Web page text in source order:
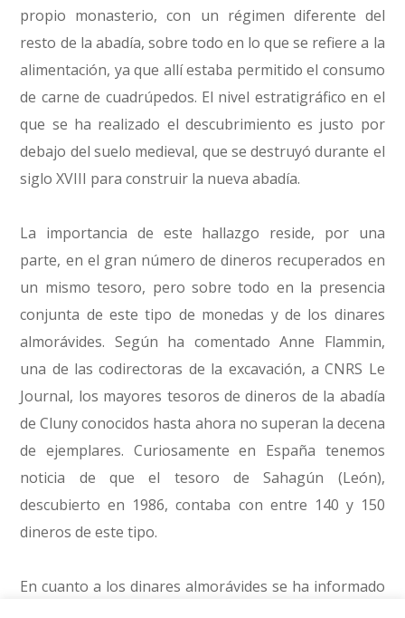
propio monasterio, con un régimen diferente del
resto de la abadía, sobre todo en lo que se refiere a la
alimentación, ya que allí estaba permitido el consumo
de carne de cuadrúpedos. El nivel estratigráfico en el
que se ha realizado el descubrimiento es justo por
debajo del suelo medieval, que se destruyó durante el
siglo XVIII para construir la nueva abadía.
La importancia de este hallazgo reside, por una
parte, en el gran número de dineros recuperados en
un mismo tesoro, pero sobre todo en la presencia
conjunta de este tipo de monedas y de los dinares
almorávides. Según ha comentado Anne Flammin,
una de las codirectoras de la excavación, a CNRS Le
Journal, los mayores tesoros de dineros de la abadía
de Cluny conocidos hasta ahora no superan la decena
de ejemplares. Curiosamente en España tenemos
noticia de que el tesoro de Sahagún (León),
descubierto en 1986, contaba con entre 140 y 150
dineros de este tipo.
En cuanto a los dinares almorávides se ha informado